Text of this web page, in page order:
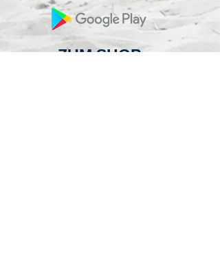
ZUM SHOP